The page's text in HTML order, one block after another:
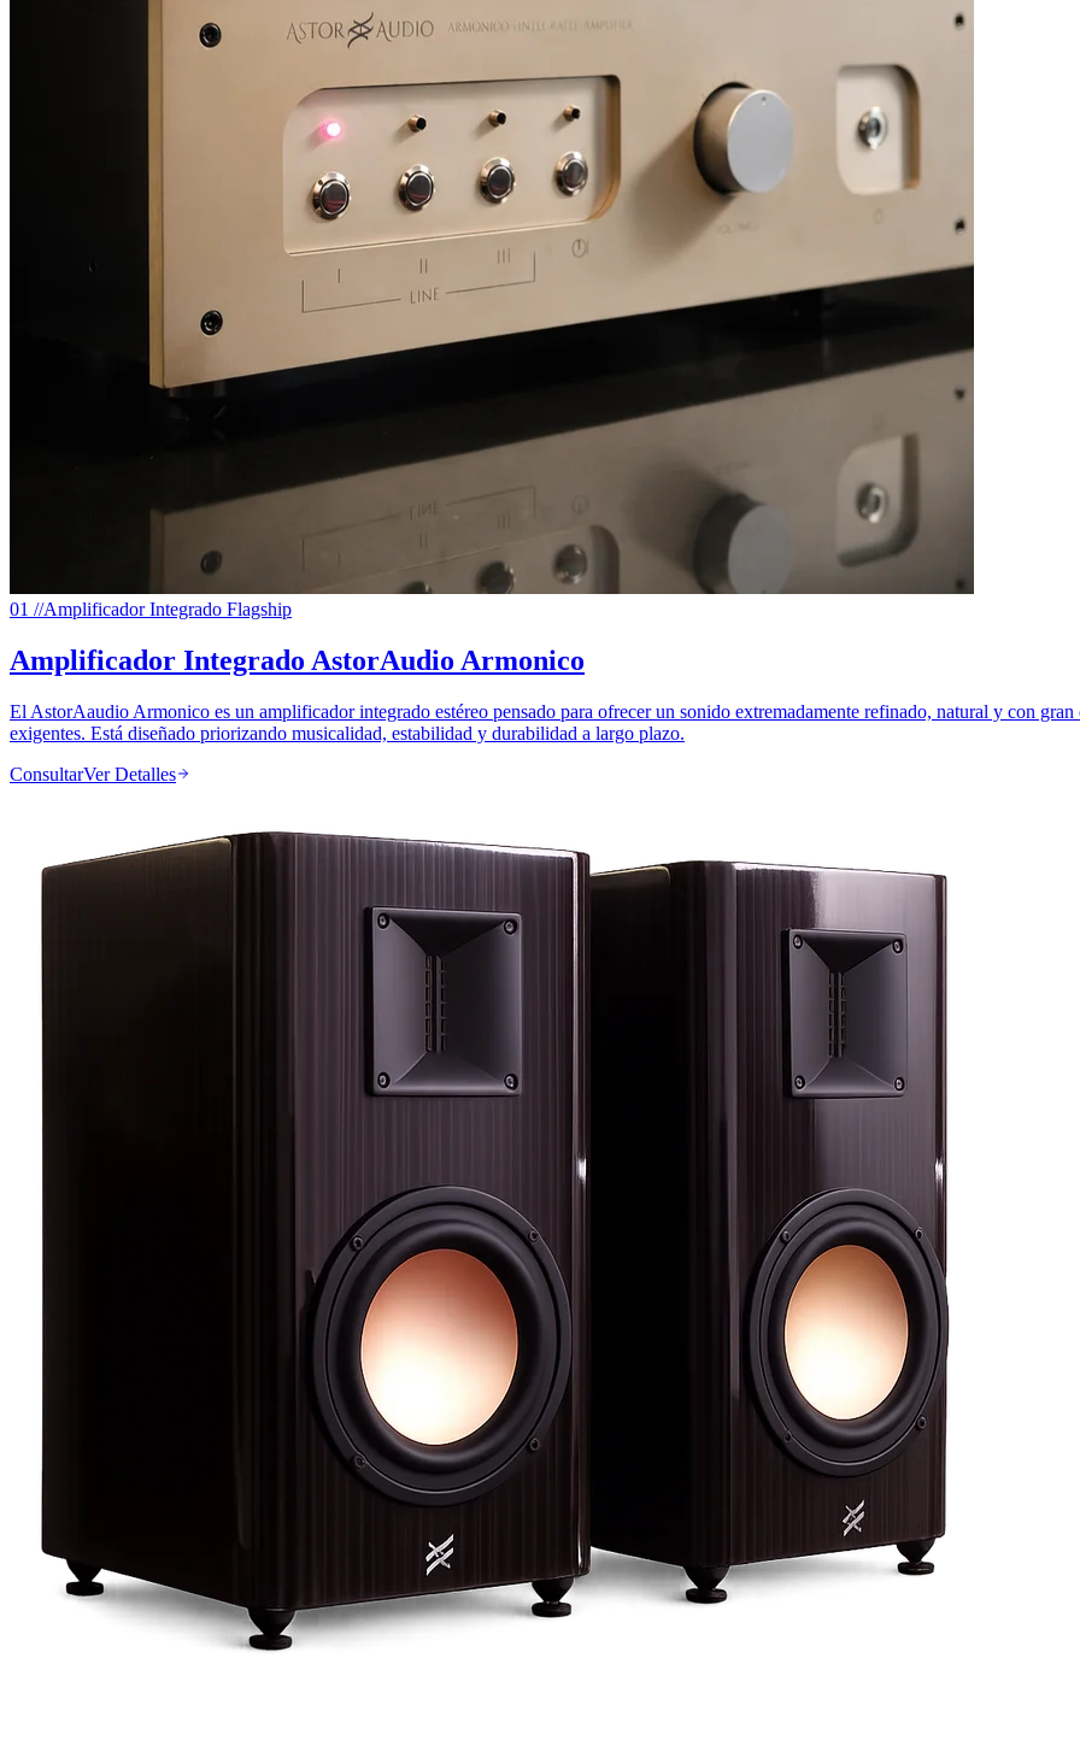
01 //Amplificador Integrado Flagship
Amplificador Integrado AstorAudio Armonico
El AstorAaudio Armonico es un amplificador integrado estéreo pensado para ofrecer un sonido extremadamente refinado, natural y con
exigentes. Está diseñado priorizando musicalidad, estabilidad y durabilidad a largo plazo.
ConsultarVer Detalles